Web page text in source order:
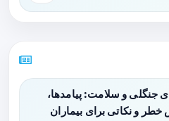
جنگلی و سلامت: پیامدها،
و نکاتی برای بیماران